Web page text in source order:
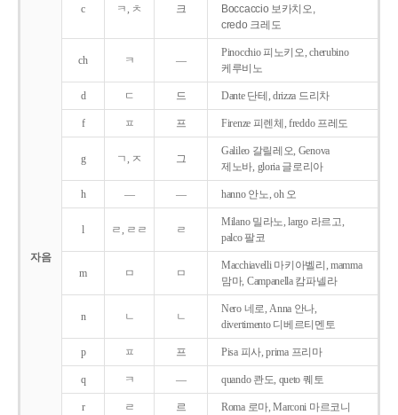
자음
c ㅋ, ㅊ 크
Boccaccio 보카치오,
credo 크레도
ch ㅋ ―
Pinocchio 피노키오, cherubino
케루비노
d ㄷ 드 Dante 단테, drizza 드리차
f ㅍ 프 Firenze 피렌체, freddo 프레도
g ㄱ, ㅈ 그
Galileo 갈릴레오, Genova
제노바, gloria 글로리아
h ― ― hanno 안노, oh 오
l ㄹ, ㄹㄹ ㄹ
Milano 밀라노, largo 라르고,
palco 팔코
m ㅁ ㅁ
Macchiavelli 마키아벨리, mamma
맘마, Campanella 캄파넬라
n ㄴ ㄴ
Nero 네로, Anna 안나,
divertimento 디베르티멘토
p ㅍ 프 Pisa 피사, prima 프리마
q ㅋ ― quando 콴도, queto 퀘토
r ㄹ 르 Roma 로마, Marconi 마르코니